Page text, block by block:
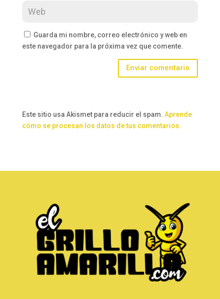
Guarda mi nombre, correo electrónico y web en
este navegador para la próxima vez que comente.
Enviar comentario
Este sitio usa Akismet para reducir el spam. Aprende
cómo se procesan los datos de tus comentarios.